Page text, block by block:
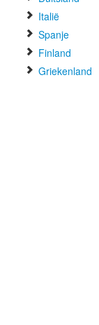
Italië
Spanje
Finland
Griekenland